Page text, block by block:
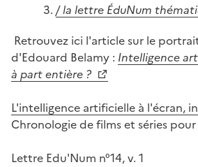
/ la lettre ÉduNum
Retrouvez ici l'article sur le
d'Edouard Belamy : Intelligence
à part entière ?
L'intelligence artificielle à l'écran,
Chronologie de films et séries
Lettre Edu'Num n°14, v. 1